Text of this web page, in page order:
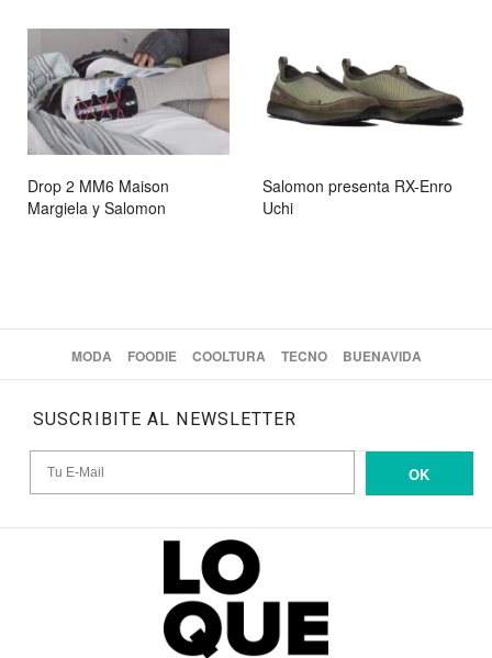
Drop 2 MM6 Maison
Margiela y Salomon
Salomon presenta RX-Enro
Uchi
MODA FOODIE COOLTURA TECNO BUENAVIDA
SUSCRIBITE AL NEWSLETTER
OK